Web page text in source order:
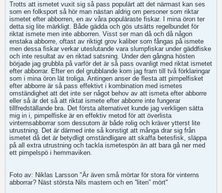
Trotts att ismetet vuxit sig så pass populärt att det närmast kan ses
som en folksport så hör man nästan aldrig om personer som riktar
ismetet efter abborren, en av våra populäraste fiskar. I mina öron ter
detta sig lite märkligt. Både gädda och gös utsätts regelbundet för
riktat ismete men inte abborren. Visst ser man då och då någon
enstaka abborre, oftast av riktigt grov kaliber som fångas på ismete
men dessa fiskar verkar uteslutande vara slumpfiskar under gäddfiske
och inte resultat av en riktad satsning. Under den gångna hösten
började jag grubbla på varför det är så pass ovanligt med riktat ismetet
efter abborrar. Efter en del grubblande kom jag fram till två förklaringar
som i mina öron lät troliga. Antingen anser de flesta att pimpelfisket
efter abborre är så pass effektivt i kombination med ismetes
omständighet att det inte ser något behov av att ismeta efter abborre
eller så är det så att riktat ismete efter abborre inte fungerar
tillfredställande bra. Det första alternativet kunde jag verkligen sätta
mig in i, pimpelfiske är en effektiv metod för att överlista
vinternsabborrar som dessutom är både rolig och kräver ytterst lite
utrustning. Det är därmed inte så konstigt att många drar sig från
ismetet då det är betydligt omständligare att skaffa betesfisk, släppa
på all extra utrustning och tackla ismetespön än att bara gå ner med
ett pimpelspö i hemmaviken.
Foto av: Niklas Larsson "Är även små mörtar för stora för vinterns
abborrar? Näst största Nils mastern och en ”liten” mört"